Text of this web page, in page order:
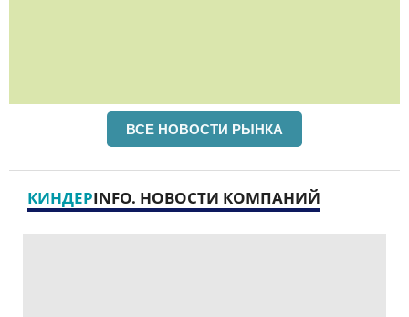
ВСЕ НОВОСТИ РЫНКА
КИНДЕРINFO. НОВОСТИ КОМПАНИЙ